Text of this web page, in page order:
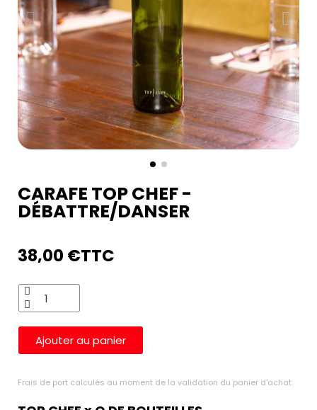
CARAFE TOP CHEF -
DÉBATTRE/DANSER
38,00 €TTC
Ajouter au panier
Frais de port calculés au moment de la validation du panier d'achat.